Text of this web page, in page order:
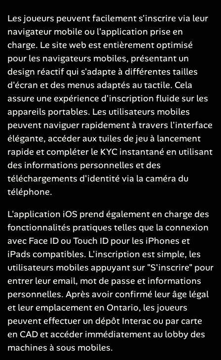
Les joueurs peuvent facilement s'inscrire via leur
navigateur mobile ou l'application prise en
charge. Le site web est entièrement optimisé
pour les navigateurs mobiles, présentant un
design réactif qui s'adapte à différentes tailles
d'écran et des menus adaptés au tactile. Cela
assure une expérience d'inscription fluide sur les
appareils portables. Les utilisateurs mobiles
peuvent naviguer rapidement à travers l'interface
élégante, accéder aux tuiles de jeu à lancement
rapide et compléter le KYC instantané en utilisant
des informations personnelles et des
téléchargements d'identité via la caméra du
téléphone.
L'application iOS prend également en charge des
fonctionnalités pratiques telles que la connexion
avec Face ID ou Touch ID pour les iPhones et
iPads compatibles. L'inscription est simple, les
utilisateurs mobiles appuyant sur "S'inscrire" pour
entrer leur email, mot de passe et informations
personnelles. Après avoir confirmé leur âge légal
et leur emplacement en Ontario, les joueurs
peuvent effectuer un dépôt Interac ou par carte
en CAD et accéder immédiatement au lobby des
machines à sous mobiles.